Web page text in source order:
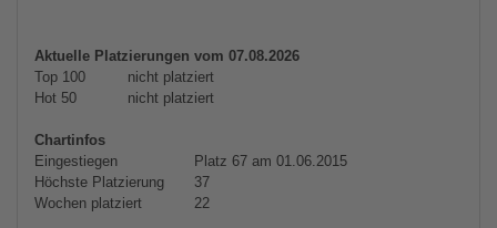
Aktuelle Platzierungen vom 07.08.2026
Top 100
nicht platziert
Hot 50
nicht platziert
Chartinfos
Eingestiegen
Platz 67 am 01.06.2015
Höchste Platzierung
37
Wochen platziert
22